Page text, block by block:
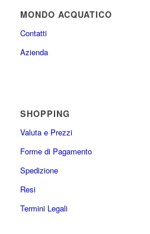
MONDO ACQUATICO
Contatti
Azienda
SHOPPING
Valuta e Prezzi
Forme di Pagamento
Spedizione
Resi
Termini Legali